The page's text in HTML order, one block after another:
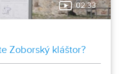
02:33
Zoborský kláštor?